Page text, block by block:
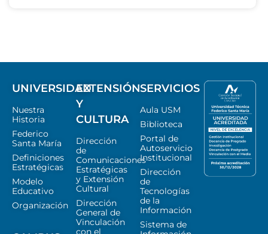
UNIVERSIDAD
Nuestra
Historia
Federico
Santa María
Definiciones
Estratégicas
Modelo
Educativo
Organización
EXTENSIÓN
Y
CULTURA
Dirección
de
Comunicaciones
Estratégicas
y Extensión
Cultural
Dirección
General de
Vinculación
con el
SERVICIOS
Aula USM
Biblioteca
Portal de
Autoservicio
Institucional
Dirección
de
Tecnologías
de la
Información
Sistema de